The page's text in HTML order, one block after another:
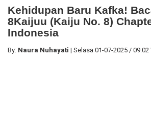
Kehidupan Baru Kafka!
8Kaijuu (Kaiju No. 8)
Indonesia
By: Naura Nuhayati | Selasa 01-07-2025 / 09:02